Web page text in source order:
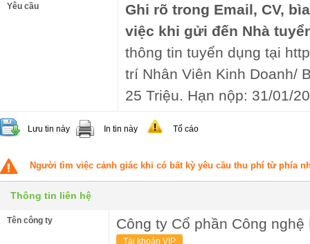
Yêu cầu
Ghi rõ trong Email, CV,
việc khi gửi đến Nhà
thông tin tuyển dụng tại
trí Nhân Viên Kinh Doanh/
25 Triệu. Hạn nộp: 31/01/
Lưu tin này In tin này Tố cáo
Người tìm việc cảnh giác khi có bất kỳ yêu cầu thu phí từ phía
Thông tin liên hệ
Tên công ty Công ty Cổ phần Công nghệ
Tài khoản VIP